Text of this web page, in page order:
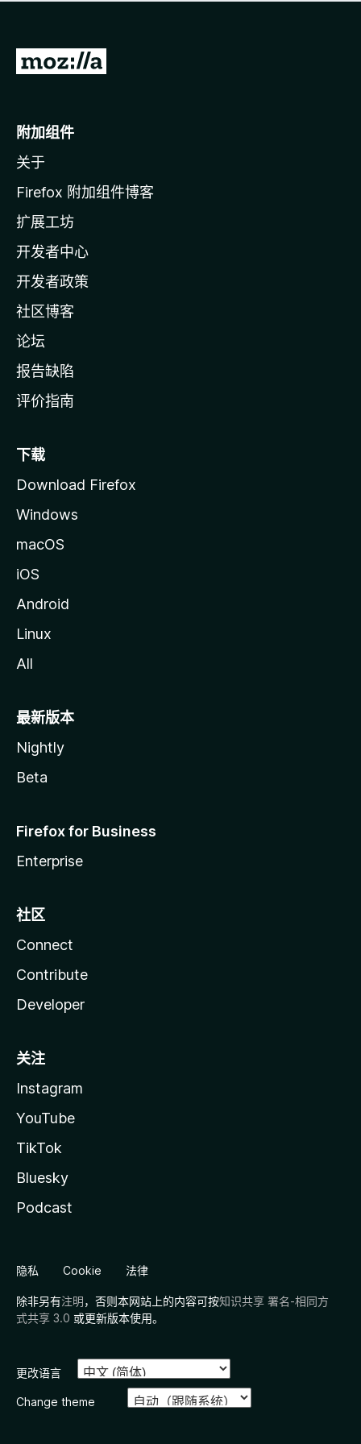
无
转
o
i
l
a
主
页
附加组件
关于
Firefox 附加组件博客
扩展工坊
开发者中心
开发者政策
社区博客
论坛
报告缺陷
评价指南
下载
Download Firefox
Windows
macOS
iOS
Android
Linux
All
最新版本
Nightly
Beta
Firefox for Business
Enterprise
社区
Connect
Contribute
Developer
关注
Instagram
YouTube
TikTok
Bluesky
Podcast
隐私 Cookie 法律
除非另有注明，否则本网站上的内容可按知识共享 署名-相同方
式共享 3.0 或更新版本使用。
更改语言
Change theme